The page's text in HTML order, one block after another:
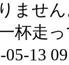
ませ
杯走
05-13